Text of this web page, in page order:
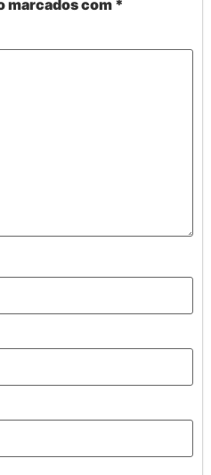
marcados com *